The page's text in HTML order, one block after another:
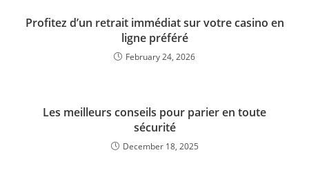
Profitez d’un retrait immédiat sur votre casino en
ligne préféré
February 24, 2026
Les meilleurs conseils pour parier en toute
sécurité
December 18, 2025